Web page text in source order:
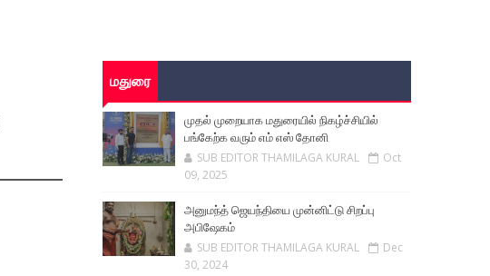
மதுரை
முதல் முறையாக மதுரையில் நிகழ்ச்சியில்
பங்கேற்க வரும் எம் எஸ் தோனி
SUB EDITOR THAMILAGA KURAL
Oct
09, 2025
அனுமந்த் ஜெயந்தியை முன்னிட்டு சிறப்பு
அபிஷேகம்
SUB EDITOR THAMILAGA KURAL
Dec
30, 2024